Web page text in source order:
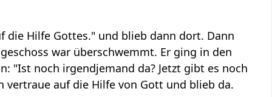
die Hilfe Gottes." und blieb dann dort. Dann
war überschwemmt. Er ging in den
"Ist noch irgendjemand da? Jetzt gibt es noch
auf die Hilfe von Gott und blieb da.